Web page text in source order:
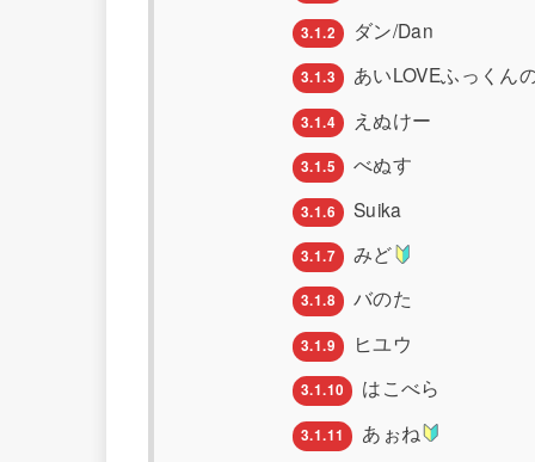
3.1.2 ダン/Dan
3.1.3 あいLOVEふっくん
3.1.4 えぬけー
3.1.5 べぬす
3.1.6 Suika
3.1.7 みど
3.1.8 バのた
3.1.9 ヒユウ
3.1.10 はこべら
3.1.11 あぉね